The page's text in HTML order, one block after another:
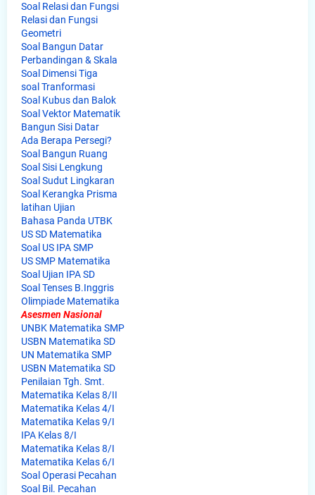
Soal Relasi dan Fungsi
Relasi dan Fungsi
Geometri
Soal Bangun Datar
Perbandingan & Skala
Soal Dimensi Tiga
soal Tranformasi
Soal Kubus dan Balok
Soal Vektor Matematik
Bangun Sisi Datar
Ada Berapa Persegi?
Soal Bangun Ruang
Soal Sisi Lengkung
Soal Sudut Lingkaran
Soal Kerangka Prisma
latihan Ujian
Bahasa Panda UTBK
US SD Matematika
Soal US IPA SMP
US SMP Matematika
Soal Ujian IPA SD
Soal Tenses B.Inggris
Olimpiade Matematika
Asesmen Nasional
UNBK Matematika SMP
USBN Matematika SD
UN Matematika SMP
USBN Matematika SD
Penilaian Tgh. Smt.
Matematika Kelas 8/II
Matematika Kelas 4/I
Matematika Kelas 9/I
IPA Kelas 8/I
Matematika Kelas 8/I
Matematika Kelas 6/I
Soal Operasi Pecahan
Soal Bil. Pecahan